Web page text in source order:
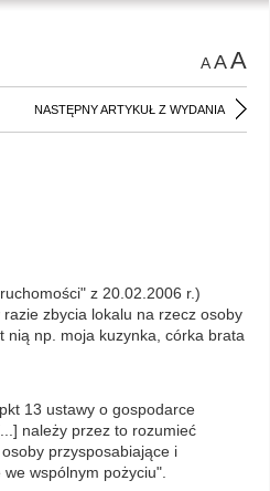
AAA
NASTĘPNY ARTYKUŁ Z WYDANIA
z 20.02.2006 r.)
zbycia lokalu na rzecz osoby
nią np. moja kuzynka, córka brata
13 ustawy o gospodarce
należy przez to rozumieć
przysposabiające i
wspólnym pożyciu".